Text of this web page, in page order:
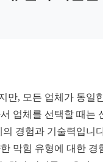
만, 모든 업체가 동일
업체를 선택할 때는
경험과 기술력입니
막힘 유형에 대한 경